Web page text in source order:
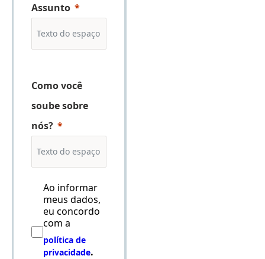
Assunto
Como você
soube sobre
nós?
Ao informar
meus dados,
eu concordo
com a
política de
privacidade.